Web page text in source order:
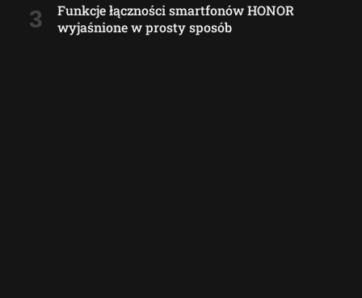
Funkcje łączności smartfonów HONOR
wyjaśnione w prosty sposób